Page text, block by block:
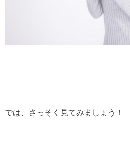
では、さっそく見てみましょう！